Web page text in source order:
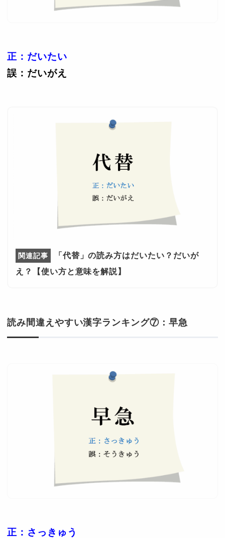
正：だいたい
誤：だいがえ
「代替」の読み方はだいたい？だいが
え？【使い方と意味を解説】
読み間違えやすい漢字ランキング⑦：早急
正：さっきゅう